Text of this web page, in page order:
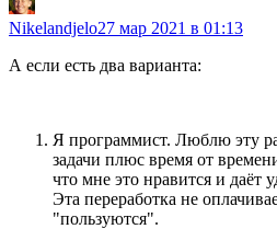
Nikelandjelo27 мар 2021 в 01:13
А если есть два варианта:
Я программист. Люблю эту
задачи плюс время от
что мне это нравится и даёт
Эта переработка не
"пользуются".